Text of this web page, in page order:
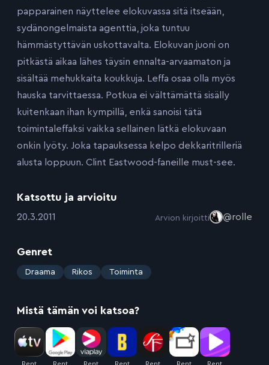
papparainen näyttelee elokuvassa sitä itseään,
sydänongelmaista agenttia, joka tuntuu
hämmästyttävän uskottavalta. Elokuvan juoni on
pitkästä aikaa lähes täysin ennalta-arvaamaton ja
sisältää mehukkaita koukkuja. Leffa osaa olla myös
hauska tarvittaessa. Potkua ei välttämättä sisälly
kuitenkaan ihan kympillä, enkä sanoisi tätä
toimintaleffaksi vaikka sellainen lätkä elokuvaan
onkin lyöty. Joka tapauksessa kelpo dekkaritrilleriä
alusta loppuun. Clint Eastwood-faneille must-see.
Katsottu ja arvioitu
:20.3.2011 Arvion kirjoitti @rolle
Genret
: Draama Rikos Toiminta
Mistä tämän voi katsoa?